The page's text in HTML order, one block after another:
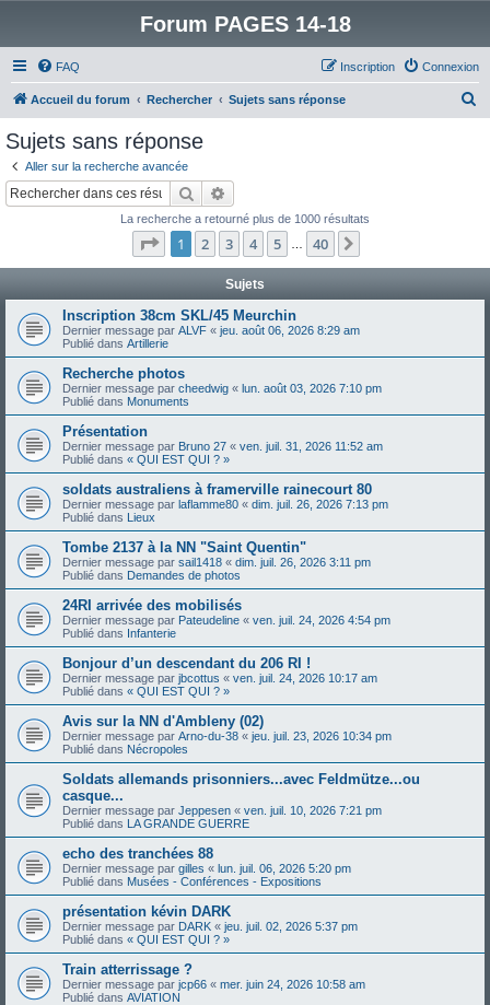
Forum PAGES 14-18
FAQ Connexion
Inscription
Accueil du forum Rechercher Sujets sans réponse
Sujets sans réponse
Aller sur la recherche avancée
Rechercher
La recherche a retourné plus de 1000 résultats
Page 1sur40
1 2 3 4 5 40
Sujets
Inscription 38cm SKL/45 Meurchin
Dernier message par ALVF « jeu. août 06, 2026 8:29 am
Publié dans Artillerie
Recherche photos
Dernier message par cheedwig « lun. août 03, 2026 7:10 pm
Publié dans Monuments
Présentation
Dernier message par Bruno 27 « ven. juil. 31, 2026 11:52 am
Publié dans « QUI EST QUI ? »
soldats australiens à framerville rainecourt 80
Dernier message par laflamme80 « dim. juil. 26, 2026 7:13 pm
Publié dans Lieux
Tombe 2137 à la NN "Saint Quentin"
Dernier message par sail1418 « dim. juil. 26, 2026 3:11 pm
Publié dans Demandes de photos
24RI arrivée des mobilisés
Dernier message par Pateudeline « ven. juil. 24, 2026 4:54 pm
Publié dans Infanterie
Bonjour d’un descendant du 206 RI !
Dernier message par jbcottus « ven. juil. 24, 2026 10:17 am
Publié dans « QUI EST QUI ? »
Avis sur la NN d'Ambleny (02)
Dernier message par Arno-du-38 « jeu. juil. 23, 2026 10:34 pm
Publié dans Nécropoles
Soldats allemands prisonniers...avec Feldmütze...ou
casque...
Dernier message par Jeppesen « ven. juil. 10, 2026 7:21 pm
Publié dans LA GRANDE GUERRE
echo des tranchées 88
Dernier message par gilles « lun. juil. 06, 2026 5:20 pm
Publié dans Musées - Conférences - Expositions
présentation kévin DARK
Dernier message par DARK « jeu. juil. 02, 2026 5:37 pm
Publié dans « QUI EST QUI ? »
Train atterrissage ?
Dernier message par jcp66 « mer. juin 24, 2026 10:58 am
Publié dans AVIATION